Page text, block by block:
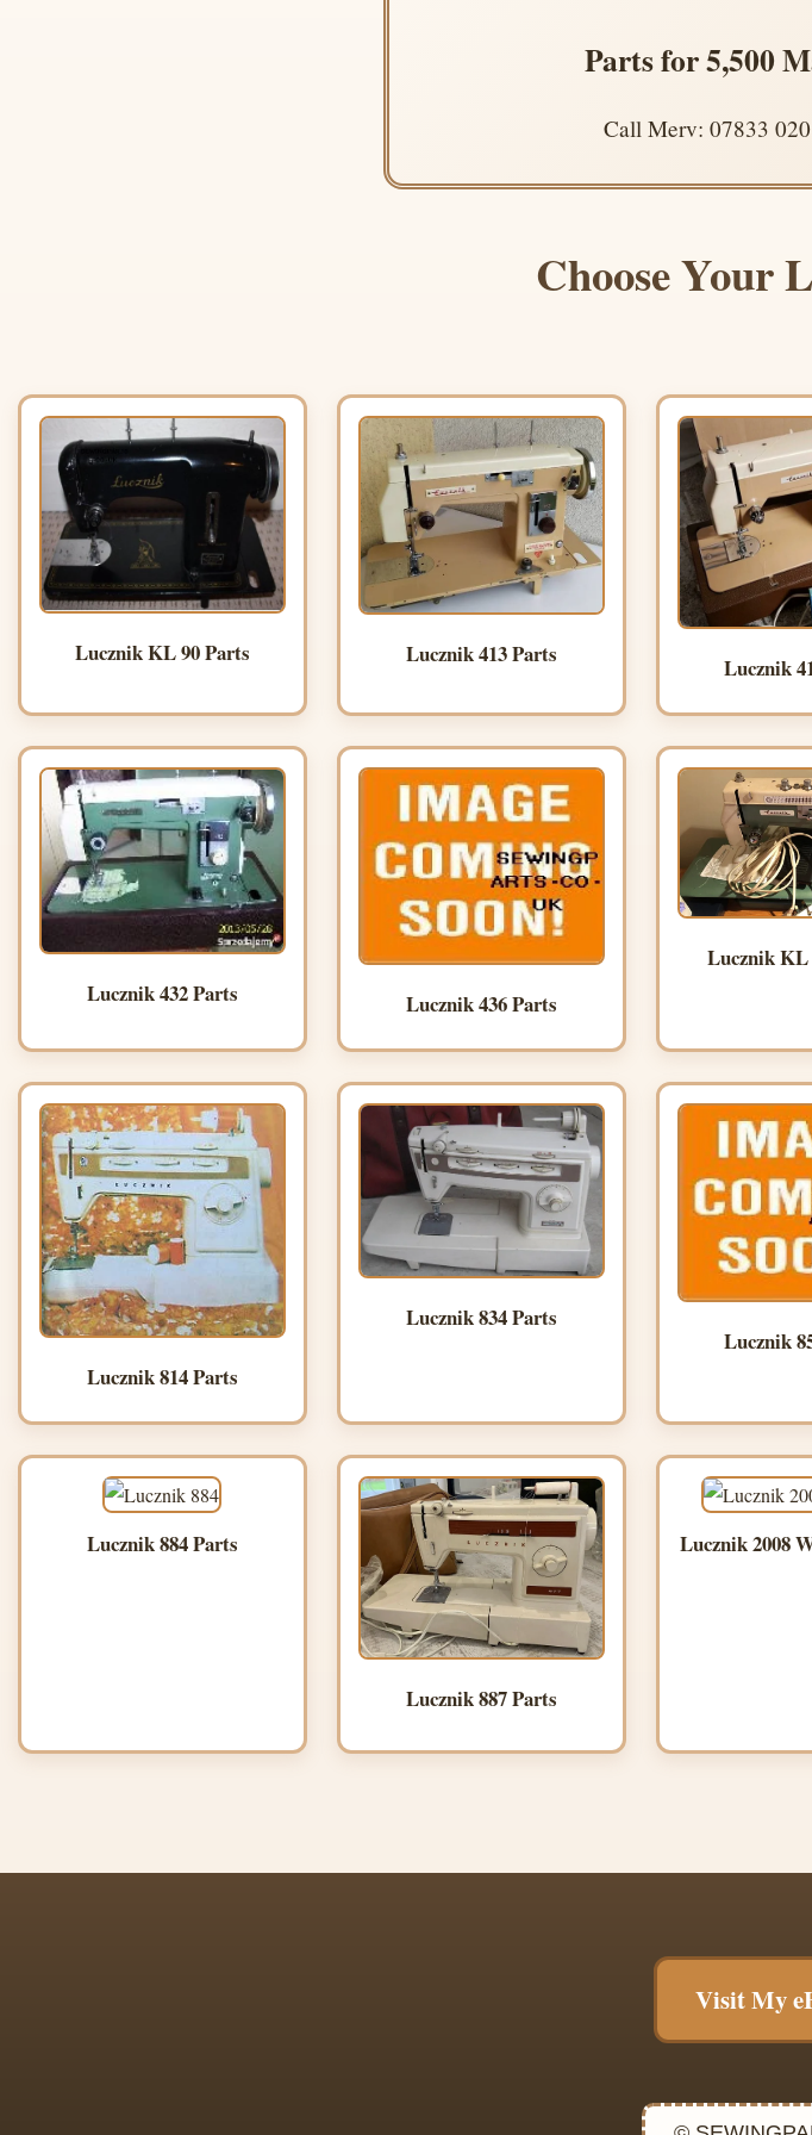
Parts for 5,500
Call Merv: 07833
Choose Your
Lucznik KL 90 Parts Lucznik 413 Parts Lucznik
Lucznik 432 Parts Lucznik 436 Parts
Lucznik KL
Lucznik 814 Parts
Lucznik 834 Parts
Lucznik
Lucznik 884 Parts
Lucznik 887 Parts
Lucznik 2008
Visit My